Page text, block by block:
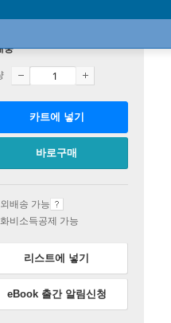
중
카트에 넣기
바로구매
배송 가능
비소득공제 가능
리스트에 넣기
eBook 출간 알림신청